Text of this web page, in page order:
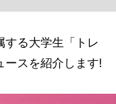
する大学生「トレ
ースを紹介します!